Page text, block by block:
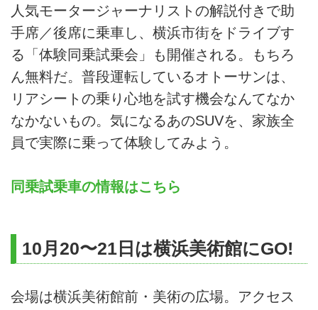
人気モータージャーナリストの解説付きで助
手席／後席に乗車し、横浜市街をドライブす
る「体験同乗試乗会」も開催される。もちろ
ん無料だ。普段運転しているオトーサンは、
リアシートの乗り心地を試す機会なんてなか
なかないもの。気になるあのSUVを、家族全
員で実際に乗って体験してみよう。
同乗試乗車の情報はこちら
10月20〜21日は横浜美術館にGO!
会場は横浜美術館前・美術の広場。アクセス